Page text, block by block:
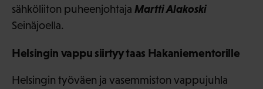
sähköliiton puheenjohtaja Martti Alakoski
Seinäjoella.
Helsingin vappu siirtyy taas Hakaniementorille
Helsingin työväen ja vasemmiston vappujuhla